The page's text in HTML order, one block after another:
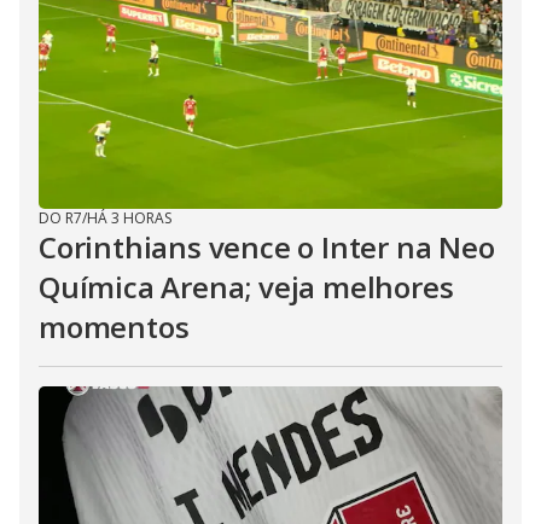
DO R7/HÁ 3 HORAS
Corinthians vence o Inter na Neo
Química Arena; veja melhores
momentos